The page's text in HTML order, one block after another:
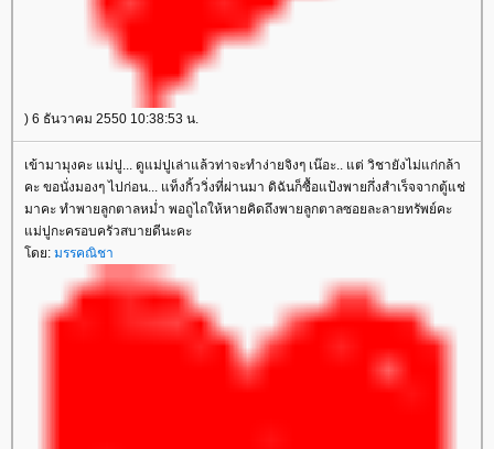
) 6 ธันวาคม 2550 10:38:53 น.
เข้ามามุงคะ แม่ปู... ดูแม่ปูเล่าแล้วท่าจะทำง่ายจิงๆ เน๊อะ.. แต่ วิชายังไม่แก่กล้า
คะ ขอนั่งมองๆ ไปก่อน... แท็งกิ้ววิ่งที่ผ่านมา ดิฉันก็ซื้อแป้งพายกึ่งสำเร็จจากตู้แช่
มาคะ ทำพายลูกตาลหม่ำ พอถูไถให้หายคิดถึงพายลูกตาลซอยละลายทรัพย์คะ
ม่ปูกะครอบครัวสบายดีนะคะ
ดย: มรรคณิชา